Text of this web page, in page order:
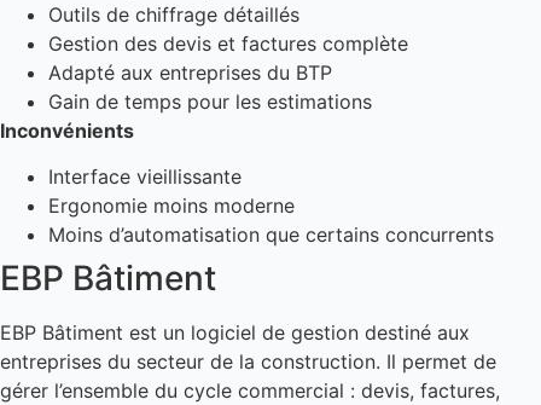
Outils de chiffrage détaillés
Gestion des devis et factures complète
Adapté aux entreprises du BTP
Gain de temps pour les estimations
Inconvénients
Interface vieillissante
Ergonomie moins moderne
Moins d’automatisation que certains concurrents
EBP Bâtiment
EBP Bâtiment est un logiciel de gestion destiné aux
entreprises du secteur de la construction. Il permet de
gérer l’ensemble du cycle commercial : devis, factures,